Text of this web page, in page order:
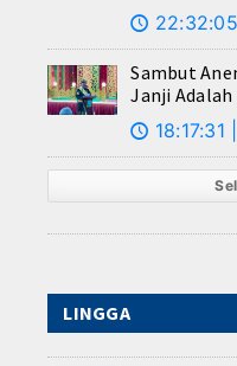
🕔
Sambut
Janji
🕔
LINGGA